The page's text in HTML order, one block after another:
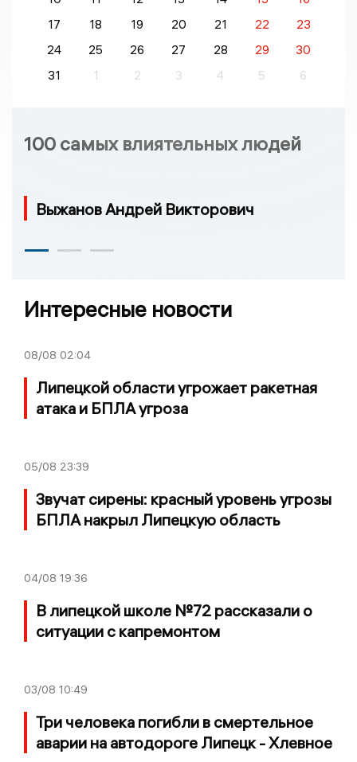
17
18 19 20 21 22
23
24
25 26 27 28 29
30
31
1 2 3 4 5 6
100 самых влиятельных людей
Выжанов Андрей Викторович
Интересные новости
08/08 02:04
Липецкой области угрожает ракетная
атака и БПЛА угроза
05/08 23:39
Звучат сирены: красный уровень угрозы
БПЛА накрыл Липецкую область
04/08 19:36
В липецкой школе №72 рассказали о
ситуации с капремонтом
03/08 10:49
Три человека погибли в смертельное
аварии на автодороге Липецк - Хлевное